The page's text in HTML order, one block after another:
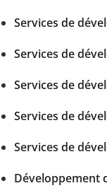
Services de
Services de
Services de
Services de
Services de
Développement